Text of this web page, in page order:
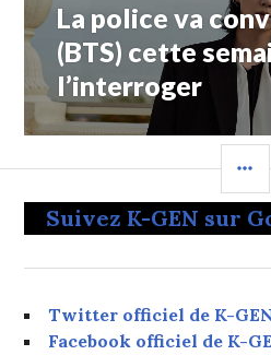
Article
Suivant:
La police va
(BTS) cette
l’interroger
Suivez K-GEN sur
Twitter officiel de K-
Facebook officiel de K-